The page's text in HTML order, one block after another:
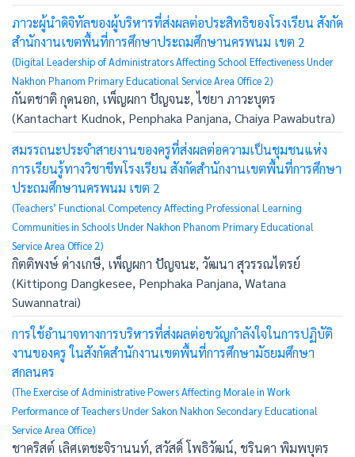
ภาวะผู้นำดิจิทัลของผู้บริหารที่ส่งผลต่อประสิทธิของโรงเรียน สังกัด
สำนักงานเขตพื้นที่การศึกษาประถมศึกษานครพนม เขต 2
(Digital Leadership of Administrators Affecting School Effectiveness Under
Nakhon Phanom Primary Educational Service Area Office 2)
กันตชาติ กุดนอก, เพ็ญผกา ปัญจนะ, ไชยา ภาวะบุตร
(Kantachart Kudnok, Penphaka Panjana, Chaiya Pawabutra)
สมรรถนะประจำสายงานของครูที่ส่งผลต่อความเป็นชุมชนแห่ง
การเรียนรู้ทางวิชาชีพโรงเรียน สังกัดสำนักงานเขตพื้นที่การศึกษา
ประถมศึกษานครพนม เขต 2
(Teachers’ Functional Competency Affecting Professional Learning
Communities in Schools Under Nakhon Phanom Primary Educational
Service Area Office 2)
กิตติพงษ์ ด่างเกษี, เพ็ญผกา ปัญจนะ, วัฒนา สุวรรณไตรย์
(Kittipong Dangkesee, Penphaka Panjana, Watana
Suwannatrai)
การใช้อำนาจทางการบริหารที่ส่งผลต่อขวัญกำลังใจในการปฏิบัติ
งานของครู ในสังกัดสำนักงานเขตพื้นที่การศึกษามัธยมศึกษา
สกลนคร
(The Exercise of Administrative Powers Affecting Morale in Work
Performance of Teachers Under Sakon Nakhon Secondary Educational
Service Area Office)
ชาคริสต์ เลิศเตชะจิรานนท์, สวัสดิ์ โพธิวัฒน์, ชรินดา พิมพบุตร